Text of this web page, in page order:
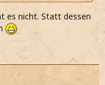
es nicht. Statt dessen